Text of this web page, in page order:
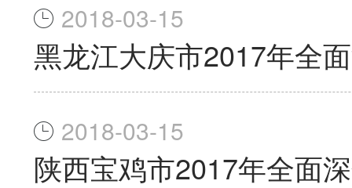
2018-03-15
黑龙江大庆市2017年全
2018-03-15
陕西宝鸡市2017年全面